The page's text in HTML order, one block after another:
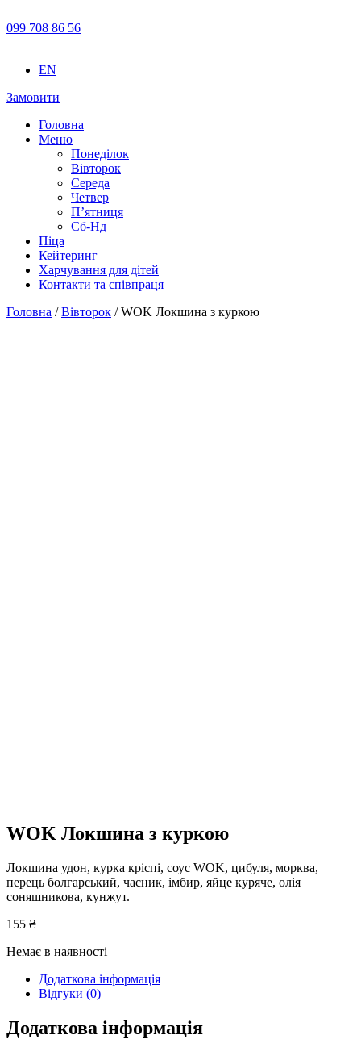
099 708 86 56
EN
Замовити
Головна
Меню
Понеділок
Вівторок
Середа
Четвер
П’ятниця
Сб-Нд
Піца
Кейтеринг
Харчування для дітей
Контакти та співпраця
Головна /Вівторок / WOK Локшина з куркою
WOK Локшина з куркою
Локшина удон, курка кріспі, соус WOK, цибуля, морква,
перець болгарський, часник, імбир, яйце куряче, олія
соняшникова, кунжут.
155 ₴
Немає в наявності
Додаткова інформація
Відгуки (0)
Додаткова інформація